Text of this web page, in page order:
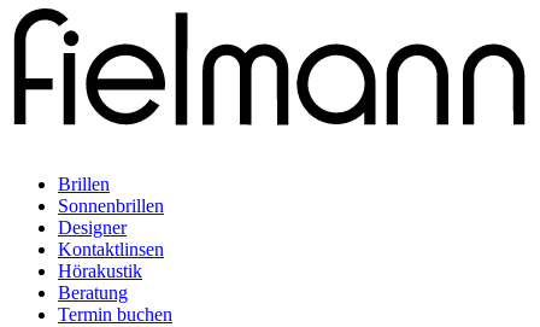
Brillen
Sonnenbrillen
Designer
Kontaktlinsen
Hörakustik
Beratung
Termin buchen